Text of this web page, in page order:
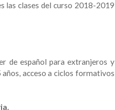
las clases del curso 2018-2019
de español para extranjeros y
acceso a ciclos formativos